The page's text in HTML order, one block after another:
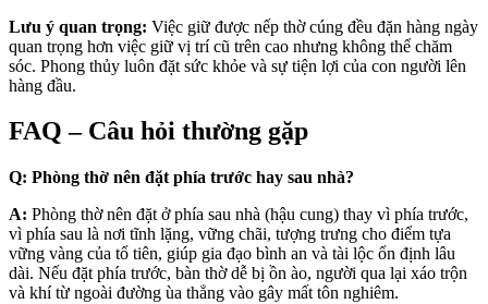
Lưu ý quan trọng: Việc giữ được nếp thờ cúng đều đặn hàng ngày
quan trọng hơn việc giữ vị trí cũ trên cao nhưng không thể chăm
sóc. Phong thủy luôn đặt sức khỏe và sự tiện lợi của con người lên
hàng đầu.
FAQ – Câu hỏi thường gặp
Q: Phòng thờ nên đặt phía trước hay sau nhà?
A: Phòng thờ nên đặt ở phía sau nhà (hậu cung) thay vì phía trước,
vì phía sau là nơi tĩnh lặng, vững chãi, tượng trưng cho điểm tựa
vững vàng của tổ tiên, giúp gia đạo bình an và tài lộc ổn định lâu
dài. Nếu đặt phía trước, bàn thờ dễ bị ồn ào, người qua lại xáo trộn
và khí từ ngoài đường ùa thẳng vào gây mất tôn nghiêm.